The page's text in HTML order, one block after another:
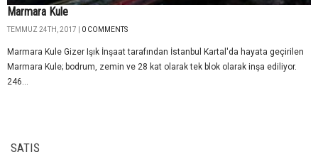
Marmara Kule
TEMMUZ 24TH, 2017 | 0 COMMENTS
Marmara Kule Gizer Işık İnşaat tarafından İstanbul Kartal'da hayata geçirilen
Marmara Kule; bodrum, zemin ve 28 kat olarak tek blok olarak inşa ediliyor.
246...
SATIŞ